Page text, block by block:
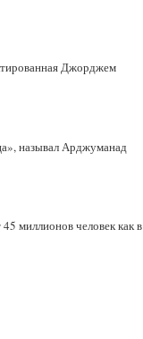
Джорджем
называл Арджуманад
миллионов человек как в